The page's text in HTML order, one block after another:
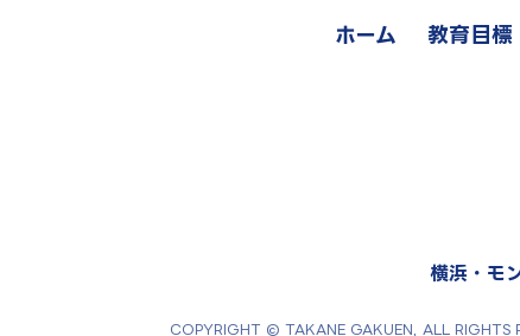
ホーム 教育目標
横浜・モ
COPYRIGHT © TAKANE GAKUEN, ALL RIGHTS